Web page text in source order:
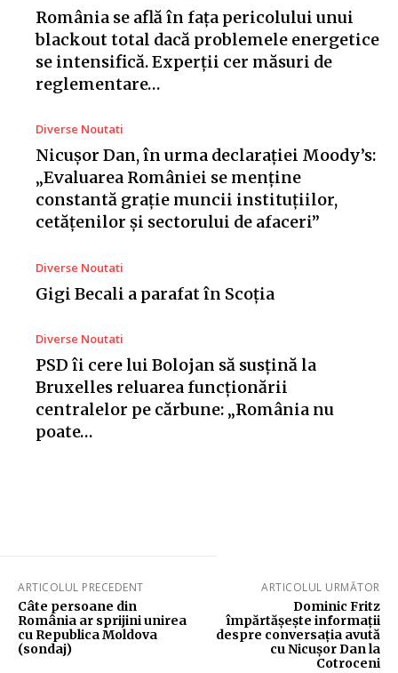
România se află în fața pericolului unui
blackout total dacă problemele energetice
se intensifică. Experții cer măsuri de
reglementare…
Diverse Noutati
Nicușor Dan, în urma declarației Moody’s:
„Evaluarea României se menține
constantă grație muncii instituțiilor,
cetățenilor și sectorului de afaceri”
Diverse Noutati
Gigi Becali a parafat în Scoția
Diverse Noutati
PSD îi cere lui Bolojan să susțină la
Bruxelles reluarea funcționării
centralelor pe cărbune: „România nu
poate…
ARTICOLUL PRECEDENT
Câte persoane din
România ar sprijini unirea
cu Republica Moldova
(sondaj)
ARTICOLUL URMĂTOR
Dominic Fritz
împărtășește informații
despre conversația avută
cu Nicușor Dan la
Cotroceni